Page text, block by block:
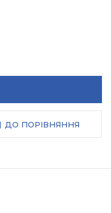
ДО ПОРІВНЯННЯ